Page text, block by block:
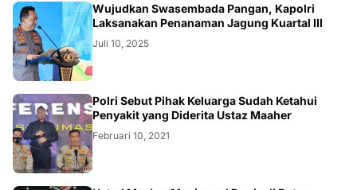
Wujudkan Swasembada Pangan, Kapolri
Laksanakan Penanaman Jagung Kuartal III
Juli 10, 2025
Polri Sebut Pihak Keluarga Sudah Ketahui
Penyakit yang Diderita Ustaz Maaher
Februari 10, 2021